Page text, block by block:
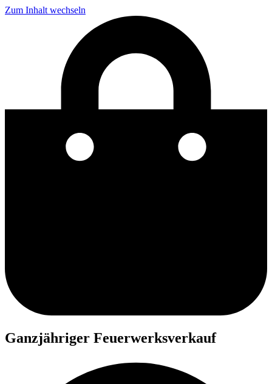
Zum Inhalt wechseln
Ganzjähriger Feuerwerksverkauf